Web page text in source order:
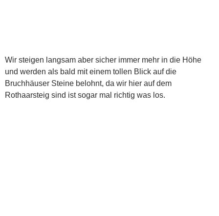
Wir steigen langsam aber sicher immer mehr in die Höhe
und werden als bald mit einem tollen Blick auf die
Bruchhäuser Steine belohnt, da wir hier auf dem
Rothaarsteig sind ist sogar mal richtig was los.